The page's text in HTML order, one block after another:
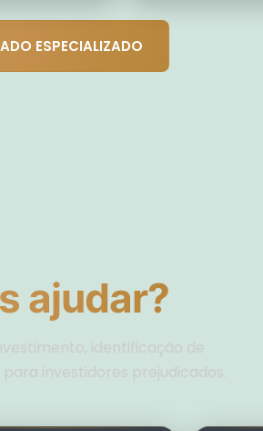
ESPECIALIZADO
ajudar?
identificação de
investidores prejudicados.